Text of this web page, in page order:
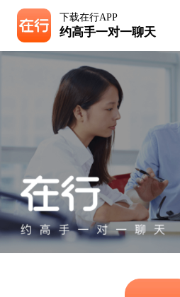
下载在行APP
约高手一对一聊天